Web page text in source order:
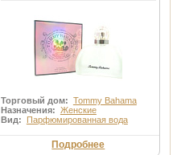
Торговый дом: Tommy Bahama
Назначения: Женские
Вид: Парфюмированная вода
Подробнее